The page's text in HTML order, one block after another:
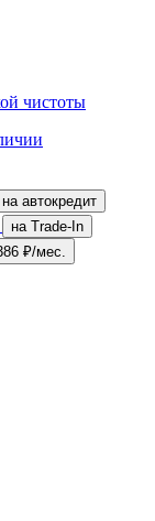
чистоты
на автокредит
на Trade-In
₽/мес.